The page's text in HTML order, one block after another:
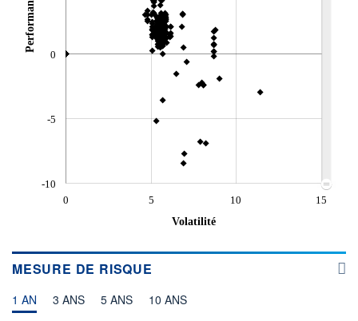
-10
-5
0
Performance
0 5 10
15
Volatilité
MESURE DE RISQUE
1 AN 3 ANS 5 ANS 10 ANS